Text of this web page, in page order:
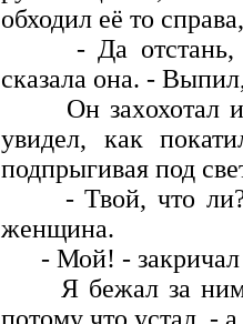
обходил её то
- Да отстань,
сказала она. -
Он захохотал и
увидел, как
подпрыгивая под
- Твой, что ли? -
женщина.
- Мой! - закричал
Я бежал за ним